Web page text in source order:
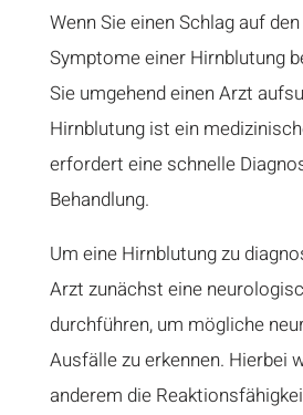
Wenn Sie einen Schlag auf
Symptome einer Hirnblutung
Sie umgehend einen Arzt
Hirnblutung ist ein
erfordert eine schnelle
Behandlung.
Um eine Hirnblutung zu
Arzt zunächst eine
durchführen, um mögliche
Ausfälle zu erkennen. Hierbei
anderem die